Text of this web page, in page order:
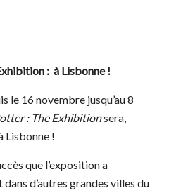
: à Lisbonne !
le 16 novembre jusqu’au 8
: The Exhibitionsera,
Lisbonne !
que l’exposition a
d’autres grandes villes du